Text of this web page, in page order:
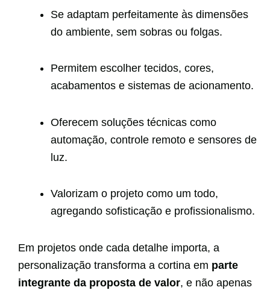
Se adaptam perfeitamente às dimensões
do ambiente, sem sobras ou folgas.
Permitem escolher tecidos, cores,
acabamentos e sistemas de acionamento.
Oferecem soluções técnicas como
automação, controle remoto e sensores de
luz.
Valorizam o projeto como um todo,
agregando sofisticação e profissionalismo.
Em projetos onde cada detalhe importa, a
personalização transforma a cortina em parte
integrante da proposta de valor, e não apenas